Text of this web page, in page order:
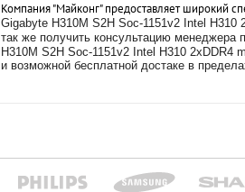
Компания "Майконг" предоставляет широкий
Gigabyte H310M S2H Soc-1151v2 Intel H310
так же получить консультацию менеджера
H310M S2H Soc-1151v2 Intel H310 2xDDR4
и возможной бесплатной достаке в